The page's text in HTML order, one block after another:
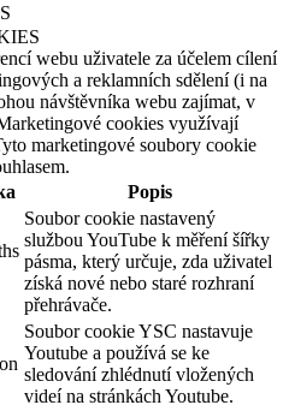
webu uživatele za účelem cílení
a reklamních sdělení (i na
návštěvníka webu zajímat, v
cookies využívají
marketingové soubory cookie
Popis
Soubor cookie nastavený
službou YouTube k měření šířky
pásma, který určuje, zda uživatel
získá nové nebo staré rozhraní
přehrávače.
Soubor cookie YSC nastavuje
Youtube a používá se ke
sledování zhlédnutí vložených
videí na stránkách Youtube.